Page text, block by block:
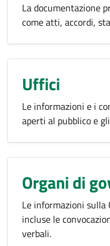
La documentazione
come atti, accordi,
Uffici
Le informazioni e i
aperti al pubblico e
Organi di
Le informazioni sulla
incluse le
verbali.